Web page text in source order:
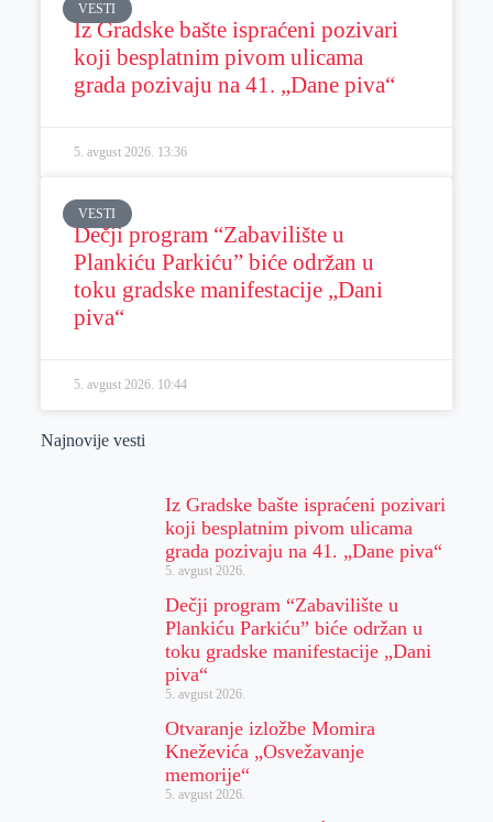
VESTI
Iz Gradske bašte ispraćeni pozivari
koji besplatnim pivom ulicama
grada pozivaju na 41. „Dane piva“
5. avgust 2026. 13:36
VESTI
Dečji program “Zabavilište u
Plankiću Parkiću” biće održan u
toku gradske manifestacije „Dani
piva“
5. avgust 2026. 10:44
Najnovije vesti
Iz Gradske bašte ispraćeni pozivari
koji besplatnim pivom ulicama
grada pozivaju na 41. „Dane piva“
5. avgust 2026.
Dečji program “Zabavilište u
Plankiću Parkiću” biće održan u
toku gradske manifestacije „Dani
piva“
5. avgust 2026.
Otvaranje izložbe Momira
Kneževića „Osvežavanje
memorije“
5. avgust 2026.